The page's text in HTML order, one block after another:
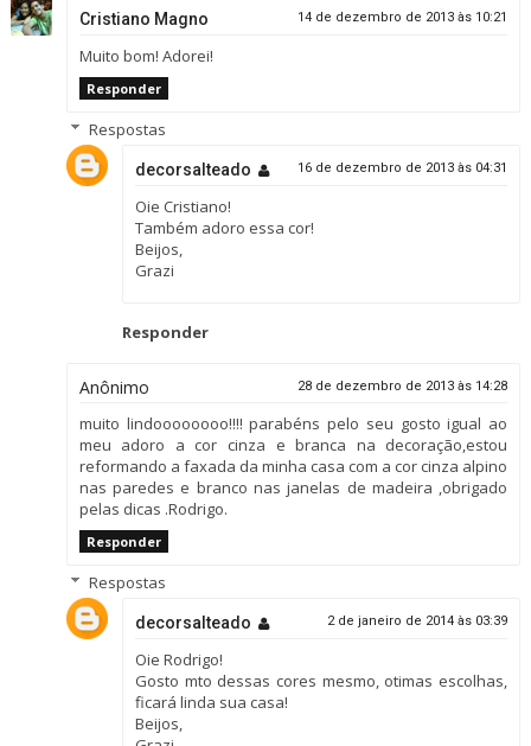
Cristiano Magno 14 de dezembro de 2013 às 10:21
Muito bom! Adorei!
Responder
Respostas
decorsalteado 16 de dezembro de 2013 às 04:31
Oie Cristiano!
Também adoro essa cor!
Beijos,
Grazi
Responder
Anônimo 28 de dezembro de 2013 às 14:28
muito lindoooooooo!!!! parabéns pelo seu gosto igual ao
meu adoro a cor cinza e branca na decoração,estou
reformando a faxada da minha casa com a cor cinza alpino
nas paredes e branco nas janelas de madeira ,obrigado
pelas dicas .Rodrigo.
Responder
Respostas
decorsalteado 2 de janeiro de 2014 às 03:39
Oie Rodrigo!
Gosto mto dessas cores mesmo, otimas escolhas,
ficará linda sua casa!
Beijos,